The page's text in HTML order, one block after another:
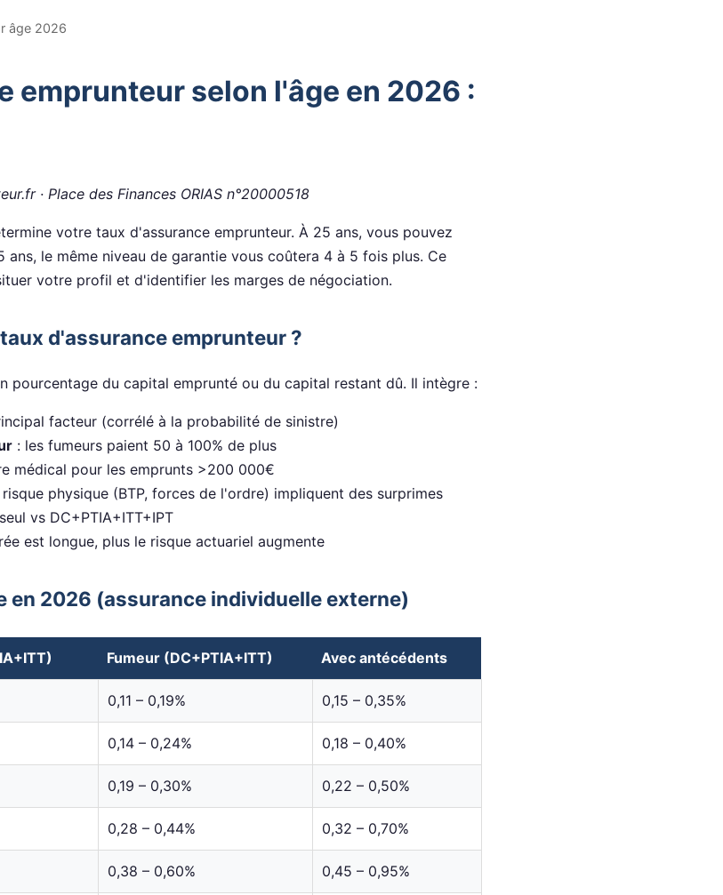
âge 2026
emprunteur selon l'âge en 2026 :
· Place des Finances ORIAS n°20000518
votre taux d'assurance emprunteur. À 25 ans, vous pouvez
le même niveau de garantie vous coûtera 4 à 5 fois plus. Ce
votre profil et d'identifier les marges de négociation.
d'assurance emprunteur ?
pourcentage du capital emprunté ou du capital restant dû. Il intègre :
facteur (corrélé à la probabilité de sinistre)
: les fumeurs paient 50 à 100% de plus
médical pour les emprunts >200 000€
physique (BTP, forces de l'ordre) impliquent des surprimes
vs DC+PTIA+ITT+IPT
est longue, plus le risque actuariel augmente
en 2026 (assurance individuelle externe)
Fumeur (DC+PTIA+ITT) Avec antécédents
0,11 – 0,19% 0,15 – 0,35%
0,14 – 0,24% 0,18 – 0,40%
0,19 – 0,30% 0,22 – 0,50%
0,28 – 0,44% 0,32 – 0,70%
0,38 – 0,60% 0,45 – 0,95%